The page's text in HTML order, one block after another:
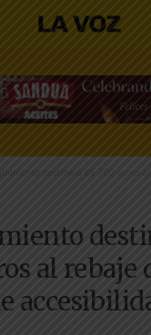
destinará 88.700 euros al
al rebaje